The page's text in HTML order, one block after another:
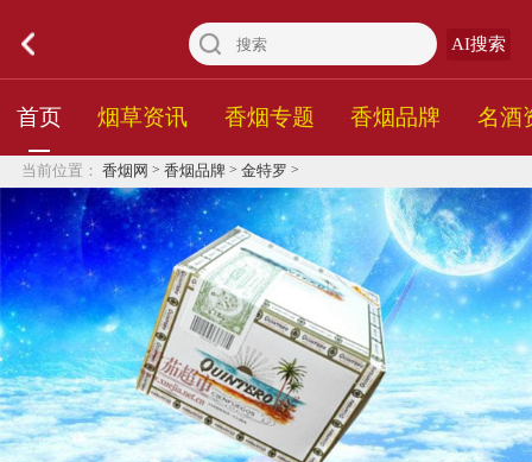
AI搜索
首页 烟草资讯 香烟专题 香烟品牌 名酒
当前位置： 香烟网 > 香烟品牌 > 金特罗 >